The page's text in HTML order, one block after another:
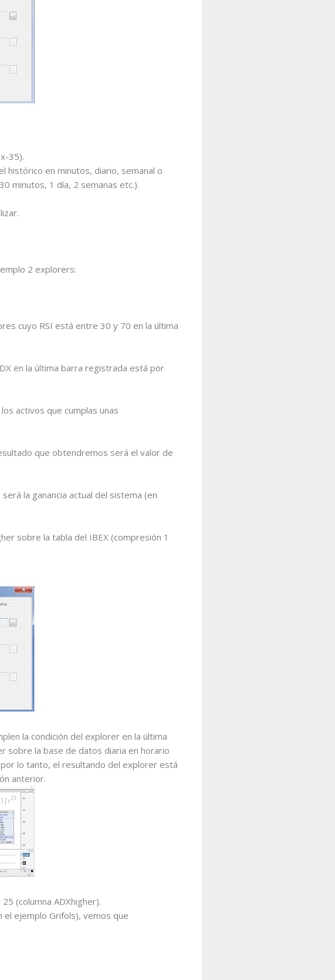
35).
histórico en minutos, diario, semanal o
minutos, 1 día, 2 semanas etc.).
2 explorers:
cuyo RSI está entre 30 y 70 en la última
en la última barra registrada está por
activos que cumplas unas
que obtendremos será el valor de
la ganancia actual del sistema (en
sobre la tabla del IBEX (compresión 1
la condición del explorer en la última
sobre la base de datos diaria en horario
lo tanto, el resultando del explorer está
anterior.
(columna ADXhigher).
el ejemplo Grifols), vemos que